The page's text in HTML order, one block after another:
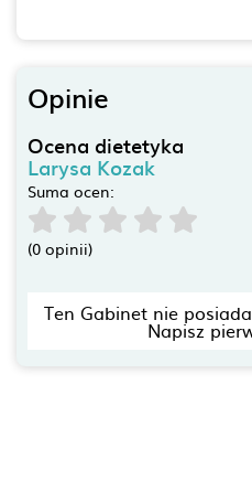
Opinie
Ocena dietetyka
Larysa Kozak
Suma ocen:
(0 opinii)
Ten Gabinet nie
Napisz